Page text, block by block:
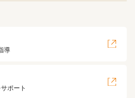
導
ポート